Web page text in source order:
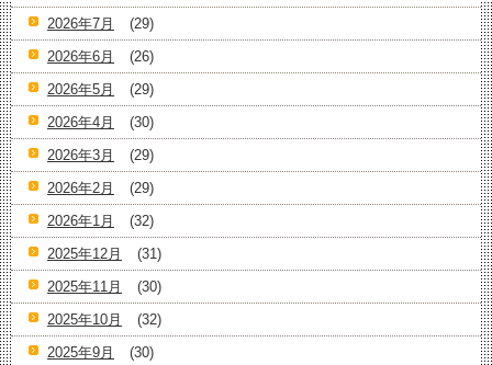
2026年7月
(29)
2026年6月
(26)
2026年5月
(29)
2026年4月
(30)
2026年3月
(29)
2026年2月
(29)
2026年1月
(32)
2025年12月
(31)
2025年11月
(30)
2025年10月
(32)
2025年9月
(30)